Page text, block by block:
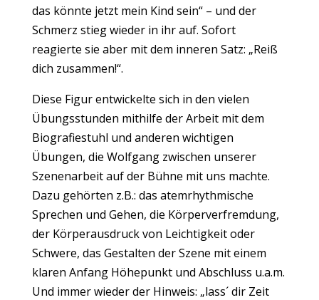
das könnte jetzt mein Kind sein“ – und der
Schmerz stieg wieder in ihr auf. Sofort
reagierte sie aber mit dem inneren Satz: „Reiß
dich zusammen!“.
Diese Figur entwickelte sich in den vielen
Übungsstunden mithilfe der Arbeit mit dem
Biografiestuhl und anderen wichtigen
Übungen, die Wolfgang zwischen unserer
Szenenarbeit auf der Bühne mit uns machte.
Dazu gehörten z.B.: das atemrhythmische
Sprechen und Gehen, die Körperverfremdung,
der Körperausdruck von Leichtigkeit oder
Schwere, das Gestalten der Szene mit einem
klaren Anfang Höhepunkt und Abschluss u.a.m.
Und immer wieder der Hinweis: „lass´ dir Zeit